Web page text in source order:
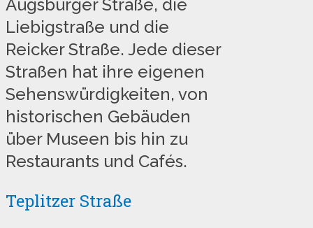
Augsburger Straße, die
Liebigstraße und die
Reicker Straße. Jede dieser
Straßen hat ihre eigenen
Sehenswürdigkeiten, von
historischen Gebäuden
über Museen bis hin zu
Restaurants und Cafés.
Teplitzer Straße